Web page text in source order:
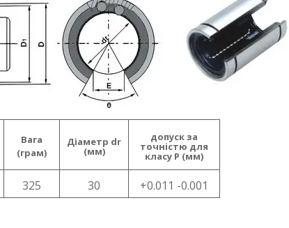
Вага
(грам)
Діаметр dr
(мм)
допуск за
точністю для
класу P (мм)
325 30
+0.011 -0.001